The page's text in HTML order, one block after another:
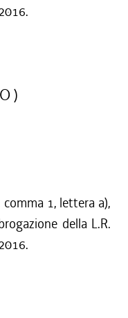
)
1, lettera a),
della L.R.